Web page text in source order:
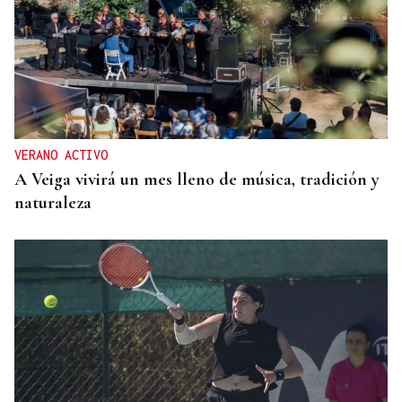
VERANO ACTIVO
A Veiga vivirá un mes lleno de música, tradición y
naturaleza